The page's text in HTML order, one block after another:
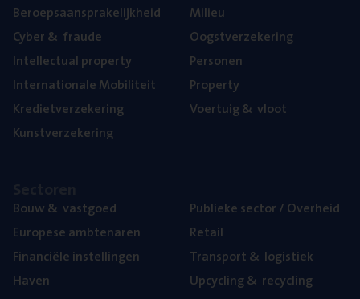
Beroeps­aan­spra­ke­lijk­heid
Cyber& fraude
Intel­lec­tu­al property
Inter­na­ti­o­na­le Mobiliteit
Kre­diet­ver­ze­ke­ring
Kunst­ver­ze­ke­ring
Mili­eu
Oogst­ver­ze­ke­ring
Per­so­nen
Pro­per­ty
Voer­tuig& vloot
Bouw& vastgoed
Euro­pe­se ambtenaren
Finan­ci­ë­le instellingen
Haven
Publie­ke sec­tor / Overheid
Retail
Trans­port& logistiek
Upcy­cling& recycling